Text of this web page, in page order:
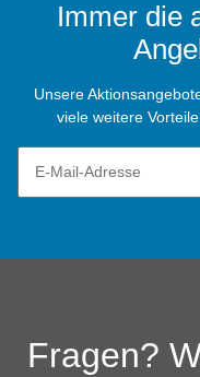
Immer die
Unsere
viele weitere
Fragen?